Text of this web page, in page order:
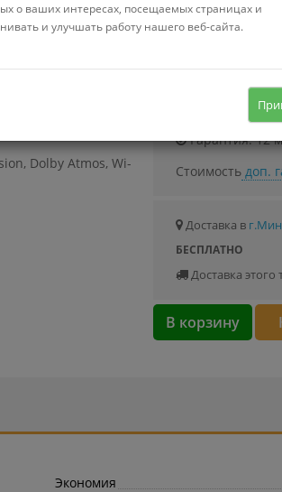
Dolby Atmos, Wi-
Узнать о
Гарантия: 12
Стоимостьдоп.
Доставка в
БЕСПЛАТНО
Доставка этого
В корзину
Экономия
о ваших интересах, посещаемых страницах и
и улучшать работу нашего веб-сайта.